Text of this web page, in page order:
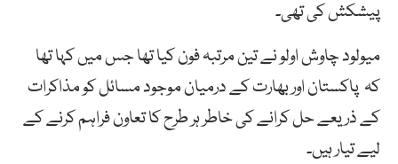
پیشکش کی تھی۔
میولود چاوش اولو نے تین مرتبہ فون کیا تھا جس میں کہا تھا
کہ پاکستان اور بھارت کے درمیان موجود مسائل کو مذاکرات
کے ذریعے حل کرانے کی خاطر ہر طرح کا تعاون فراہم کرنے کے
لیے تیار ہیں۔